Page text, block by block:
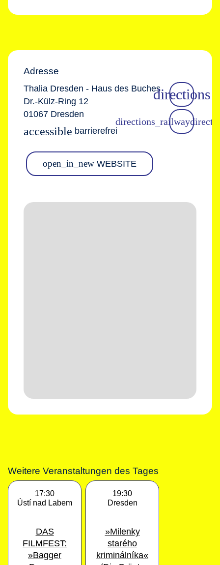
Adresse
Thalia Dresden - Haus des Buches
Dr.-Külz-Ring 12
01067 Dresden
accessible barrierefrei
open_in_new WEBSITE
Weitere Veranstaltungen des Tages
17:30
Ústí nad Labem
DAS
FILMFEST:
»Bagger
19:30
Dresden
»Milenky
starého
kriminálníka«